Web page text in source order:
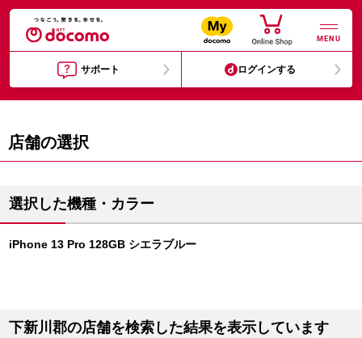
MENU
サポート ログインする
店舗の選択
選択した機種・カラー
iPhone 13 Pro 128GB シエラブルー
下新川郡の店舗を検索した結果を表示しています